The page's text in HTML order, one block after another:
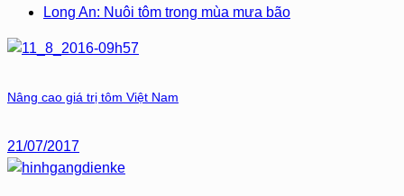
Long An: Nuôi tôm trong mùa mưa bão
Nâng cao giá trị tôm Việt Nam
21/07/2017